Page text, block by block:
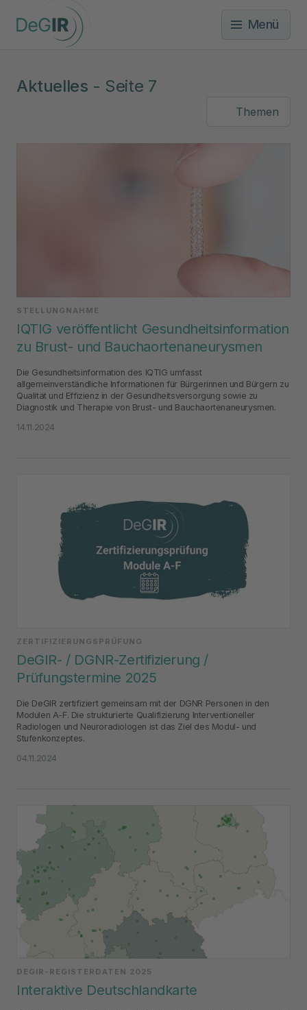
Menü
Aktuelles - Seite 7
Themen
STELLUNGNAHME
IQTIG veröffentlicht Gesundheitsinformation
zu Brust- und Bauchaortenaneurysmen
Die Gesundheitsinformation des IQTIG umfasst
allgemeinverständliche Informationen für Bürgerinnen und Bürgern zu
Qualität und Effizienz in der Gesundheitsversorgung sowie zu
Diagnostik und Therapie von Brust- und Bauchaortenaneurysmen.
14.11.2024
ZERTIFIZIERUNGSPRÜFUNG
DeGIR- / DGNR-Zertifizierung /
Prüfungstermine 2025
Die DeGIR zertifiziert gemeinsam mit der DGNR Personen in den
Modulen A-F. Die strukturierte Qualifizierung Interventioneller
Radiologen und Neuroradiologen ist das Ziel des Modul- und
Stufenkonzeptes.
04.11.2024
DEGIR-REGISTERDATEN 2025
Interaktive Deutschlandkarte